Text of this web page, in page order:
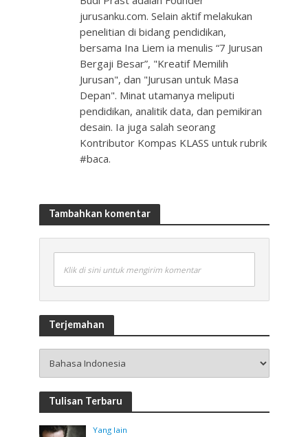
jurusanku.com. Selain aktif melakukan
penelitian di bidang pendidikan,
bersama Ina Liem ia menulis “7 Jurusan
Bergaji Besar”, "Kreatif Memilih
Jurusan", dan "Jurusan untuk Masa
Depan". Minat utamanya meliputi
pendidikan, analitik data, dan pemikiran
desain. Ia juga salah seorang
Kontributor Kompas KLASS untuk rubrik
#baca.
Tambahkan komentar
Klik di sini untuk mengirim komentar
Terjemahan
Tulisan Terbaru
Yang lain